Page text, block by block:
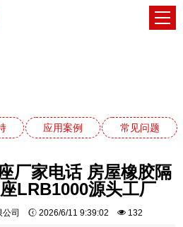
应用案例 常见问题
厂家电话 房屋橡胶隔
LRB1000源头工厂
公司 2026/6/11 9:39:02 132